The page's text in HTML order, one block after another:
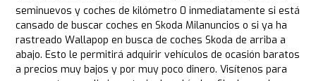
seminuevos y coches de kilómetro 0 inmediatamente si está
cansado de buscar coches en Skoda Milanuncios o si ya ha
rastreado Wallapop en busca de coches Skoda de arriba a
abajo. Esto le permitirá adquirir vehículos de ocasión baratos
a precios muy bajos y por muy poco dinero. Visítenos para